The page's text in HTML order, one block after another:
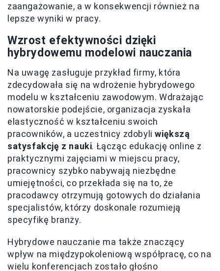
zaangażowanie, a w konsekwencji również na
lepsze wyniki w pracy.
Wzrost efektywności dzięki
hybrydowemu modelowi nauczania
Na uwagę zasługuje przykład firmy, która
zdecydowała się na wdrożenie hybrydowego
modelu w kształceniu zawodowym. Wdrażając
nowatorskie podejście, organizacja zyskała
elastyczność w kształceniu swoich
pracowników, a uczestnicy zdobyliwiększą
satysfakcję z nauki. Łącząc edukację online z
praktycznymi zajęciami w miejscu pracy,
pracownicy szybko nabywają niezbędne
umiejętności, co przekłada się na to, że
pracodawcy otrzymują gotowych do działania
specjalistów, którzy doskonale rozumieją
specyfikę branży.
Hybrydowe nauczanie ma także znaczący
wpływ na międzypokoleniową współpracę, co na
wielu konferencjach zostało głośno